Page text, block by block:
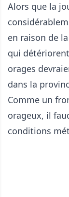
Alors que la
en raison de
qui
orages
dans la
Comme un
orageux, il
conditions